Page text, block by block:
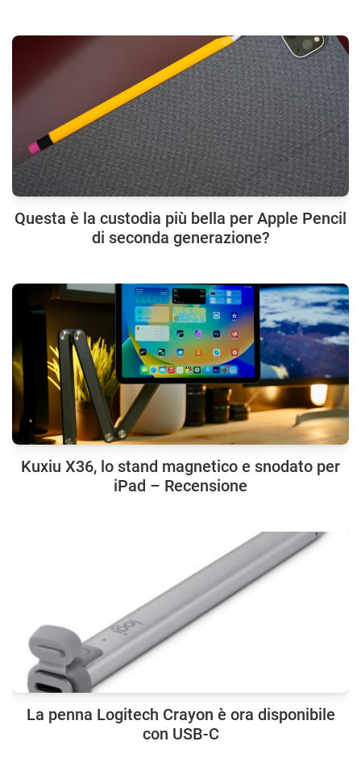
Questa è la custodia più bella per Apple Pencil
di seconda generazione?
Kuxiu X36, lo stand magnetico e snodato per
iPad – Recensione
La penna Logitech Crayon è ora disponibile
con USB-C